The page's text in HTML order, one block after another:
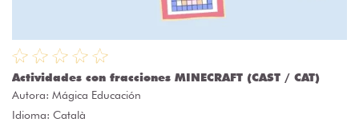
Actividades con fracciones MINECRAFT (CAST / CAT)
Autora: Mágica Educación
Idioma: Català